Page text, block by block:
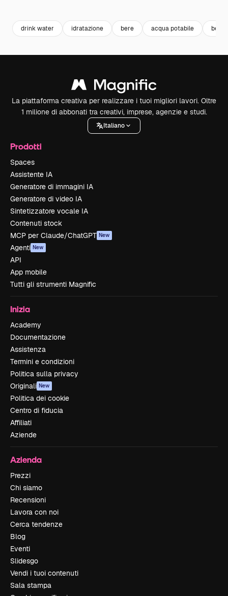
drink water idratazione bere acqua potabile
La piattaforma creativa per realizzare i tuoi migliori lavori. Oltre
1 milione di abbonati tra creativi, imprese, agenzie e studi.
Italiano
Prodotti
Spaces
Assistente IA
Generatore di immagini IA
Generatore di video IA
Sintetizzatore vocale IA
Contenuti stock
MCP per Claude/ChatGPT New
Agenti New
API
App mobile
Tutti gli strumenti Magnific
Inizia
Academy
Documentazione
Assistenza
Termini e condizioni
Politica sulla privacy
Originali New
Politica dei cookie
Centro di fiducia
Affiliati
Aziende
Azienda
Prezzi
Chi siamo
Recensioni
Lavora con noi
Cerca tendenze
Blog
Eventi
Slidesgo
Vendi i tuoi contenuti
Sala stampa